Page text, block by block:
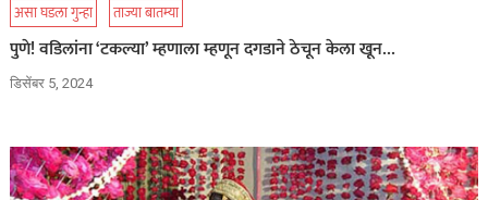
असा घडला गुन्हा ताज्या बातम्या
पुणे! वडिलांना ‘टकल्या’ म्हणाला म्हणून दगडाने ठेचून केला खून…
डिसेंबर 5, 2024